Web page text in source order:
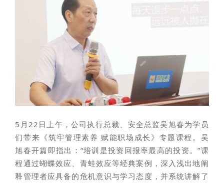
5月22日上午，公司执行总裁、安全总监吴旭春为学员
们带来《筑牢管理素养 赋能职场成长》专题课程。吴
旭春开篇即指出：“培训是投资回报率最高的投资。”课
程通过蝴蝶效应、青蛙效应等经典案例，深入浅出地阐
释管理者应具备的危机意识与学习态度，并系统讲解了